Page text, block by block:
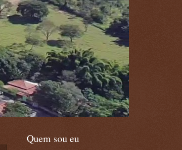
Quem sou eu